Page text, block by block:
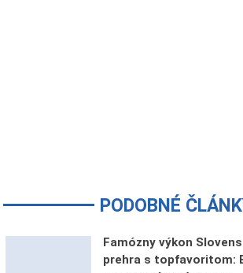
PODOBNÉ
Famózny výkon
prehra s topfavoritom: